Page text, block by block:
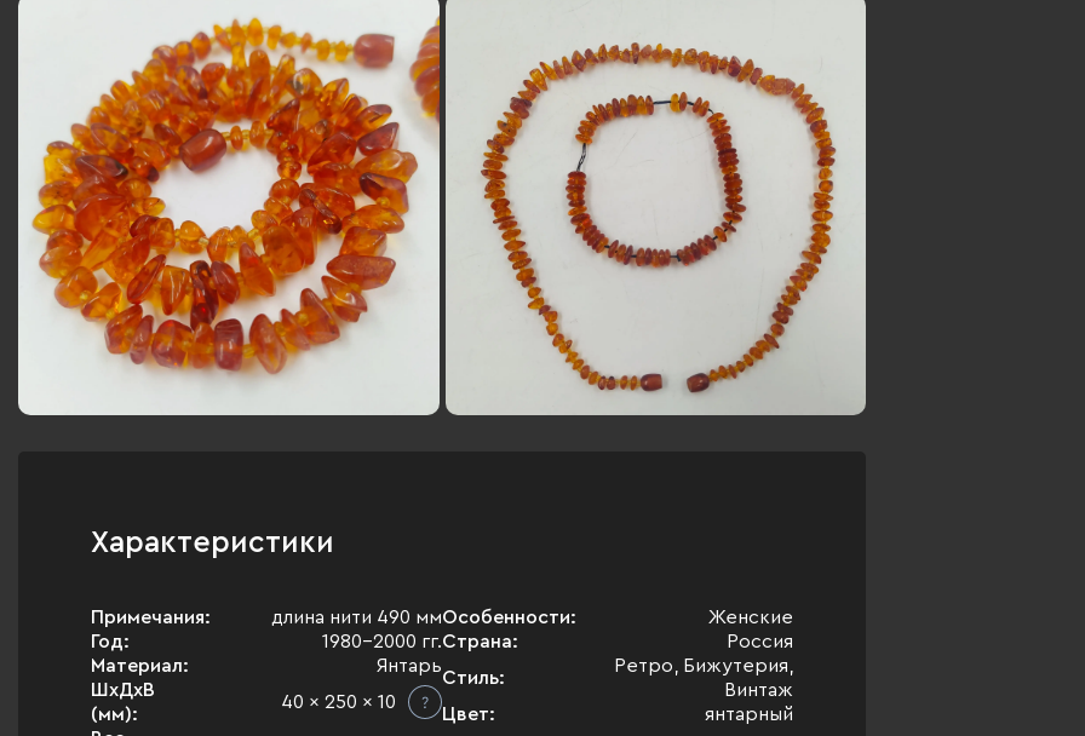
Характеристики
Примечания:
длина нити 490 мм
Год:
1980-2000 гг.
Материал:
Янтарь
ШхДхВ
(мм):
40 x 250 x 10
Особенности:
Женские
Страна:
Россия
Стиль:
Ретро, Бижутерия,
Винтаж
Цвет:
янтарный